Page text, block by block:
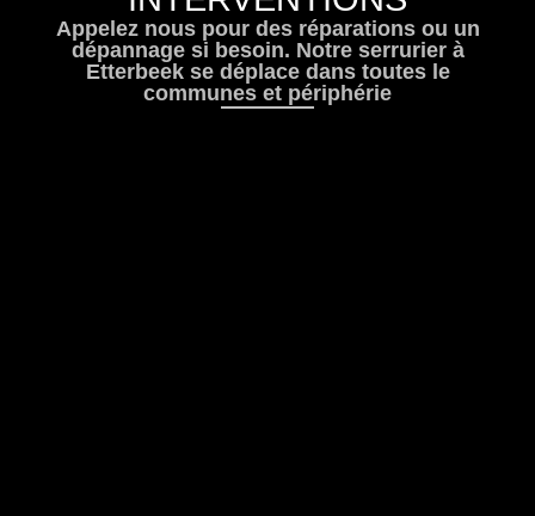
Appelez nous pour des réparations ou un
dépannage si besoin. Notre serrurier à
Etterbeekse déplace dans toutes le
communes et périphérie